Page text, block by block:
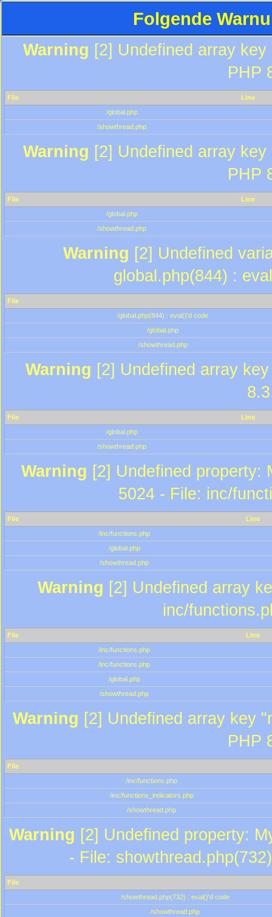
Folgende
Warning [2] Undefined array
PHP
File
Line
/global.php
/showthread.php
Warning [2] Undefined array
PHP
File
Line
/global.php
/showthread.php
Warning [2] Undefined
global.php(844) :
File
/global.php(844) : eval()'d code
/global.php
/showthread.php
Warning [2] Undefined array
File
Line
/global.php
/showthread.php
Warning [2] Undefined property:
5024 - File: inc/
File
Line
/inc/functions.php
/global.php
/showthread.php
Warning [2] Undefined array
inc/
File
Line
/inc/functions.php
/inc/functions.php
/global.php
/showthread.php
Warning [2] Undefined array key
PHP
File
/inc/functions.php
/inc/functions_indicators.php
/showthread.php
Warning [2] Undefined property:
- File:
File
/showthread.php(732) : eval()'d code
/showthread.php